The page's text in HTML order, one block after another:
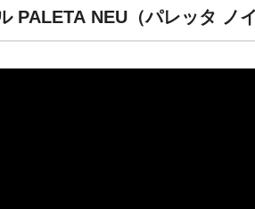
PALETA NEU（パレッタ ノ